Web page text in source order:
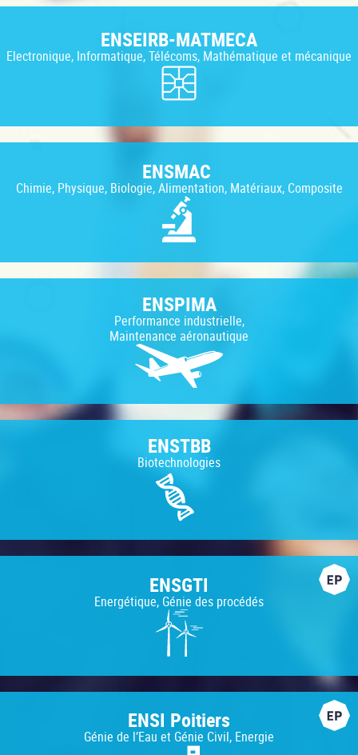
ENSEIRB-MATMECA
Electronique, Informatique, Télécoms, Mathématique et mécanique
ENSMAC
Chimie, Physique, Biologie, Alimentation, Matériaux, Composite
ENSPIMA
Performance industrielle,
Maintenance aéronautique
ENSTBB
Biotechnologies
ENSGTI
Energétique, Génie des procédés
ENSI Poitiers
Génie de l’Eau et Génie Civil, Energie